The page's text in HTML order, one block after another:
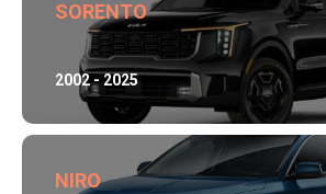
SORENTO
2002 - 2025
NIRO